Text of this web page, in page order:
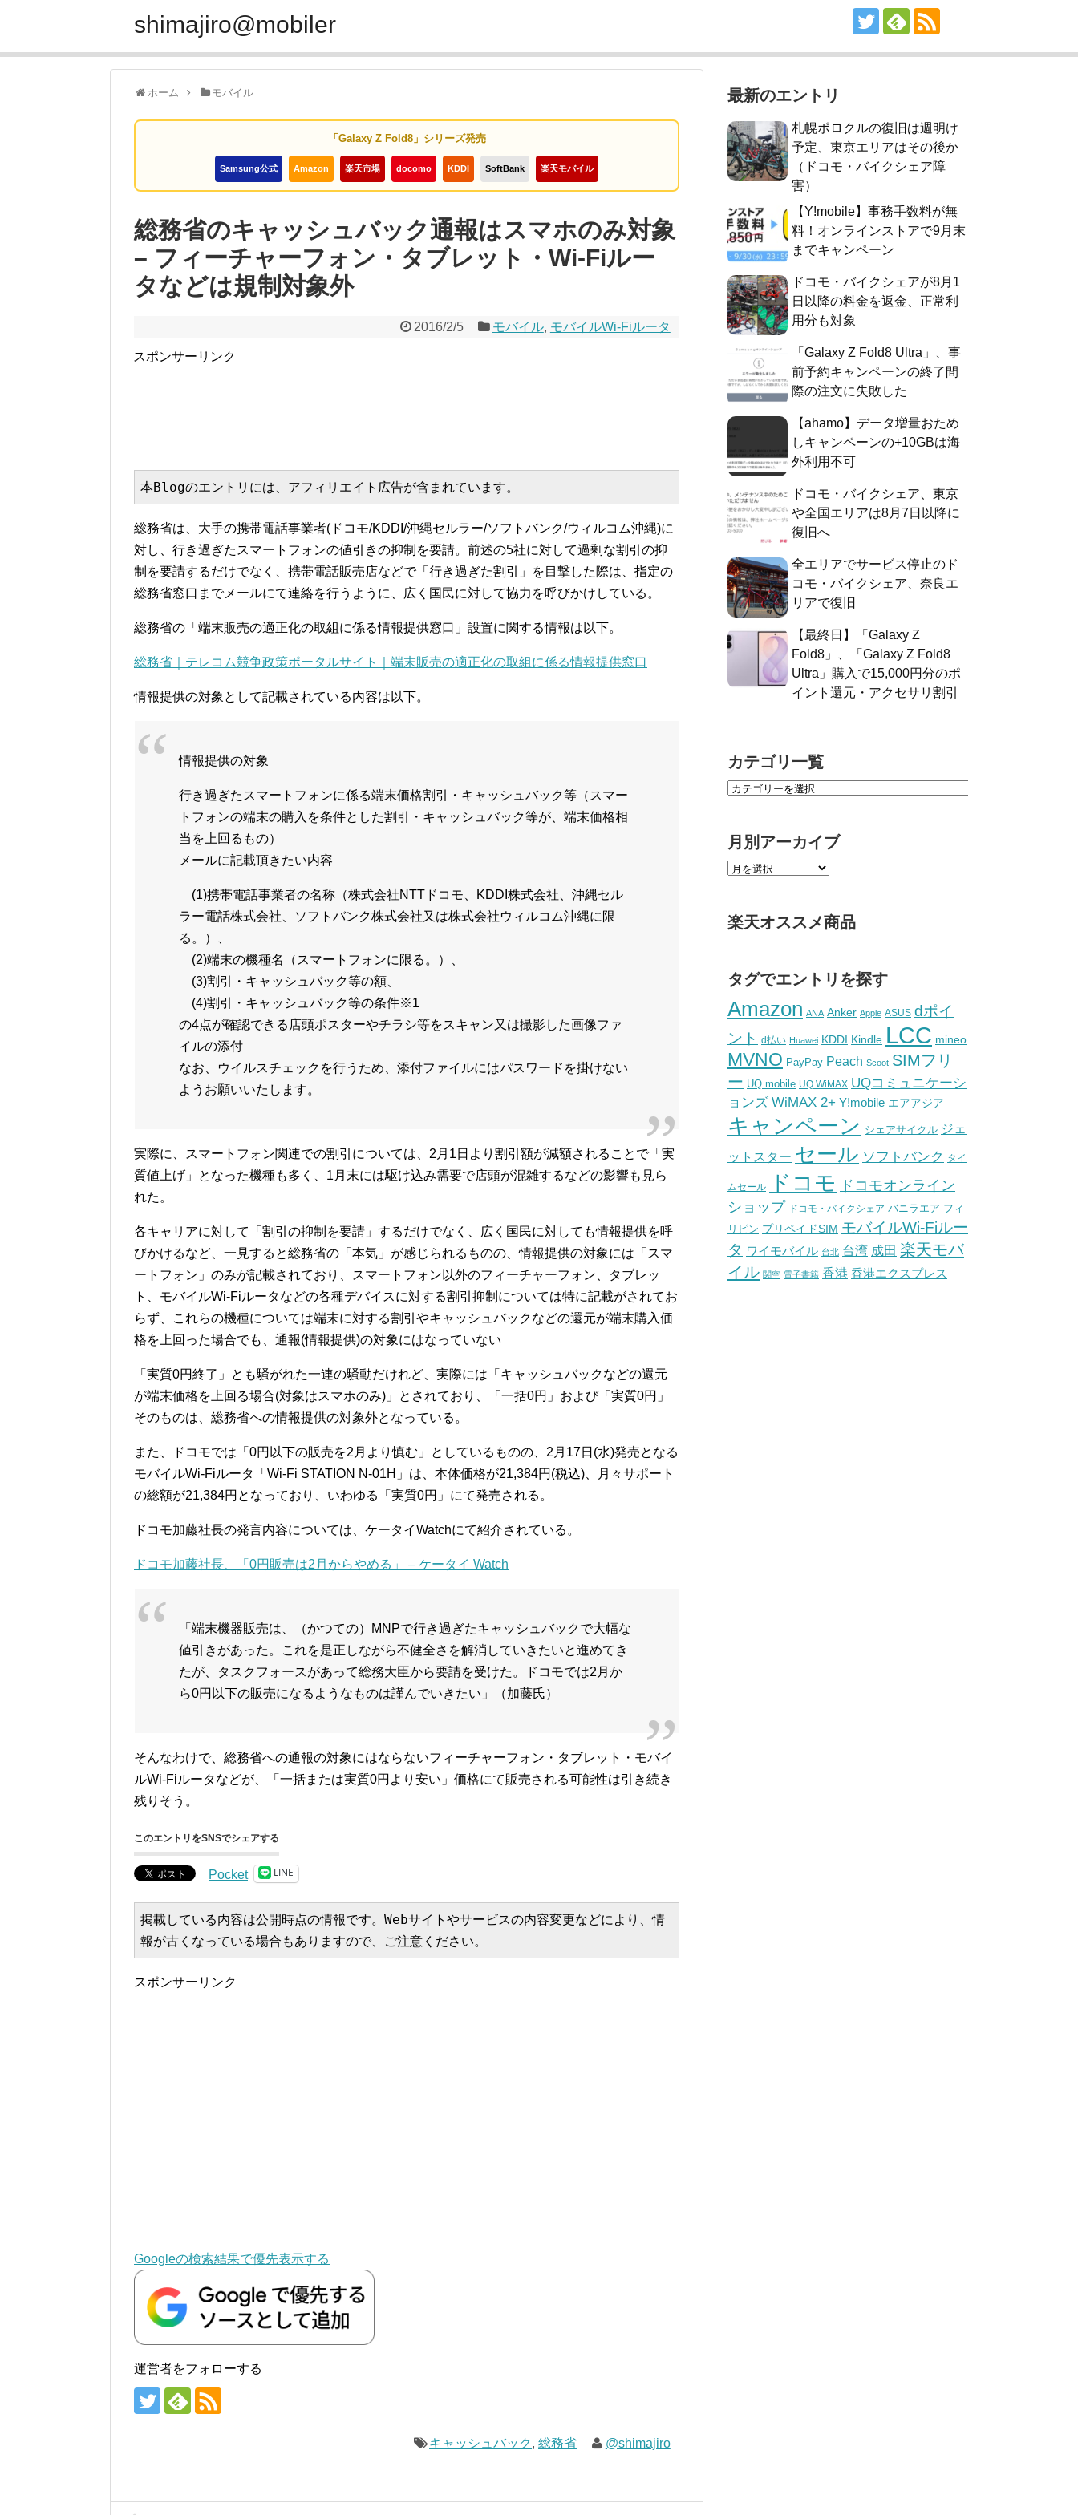
shimajiro@mobiler
ホーム モバイル
「Galaxy Z Fold8」シリーズ発売
Samsung公式 Amazon 楽天市場 docomo KDDI SoftBank 楽天モバイル
総務省のキャッシュバック通報はスマホのみ対象
– フィーチャーフォン・タブレット・Wi-Fiルー
タなどは規制対象外
2016/2/5 モバイル, モバイルWi-Fiルータ
スポンサーリンク
本Blogのエントリには、アフィリエイト広告が含まれています。
総務省は、大手の携帯電話事業者(ドコモ/KDDI/沖縄セルラー/ソフトバンク/ウィルコム沖縄)に
対し、行き過ぎたスマートフォンの値引きの抑制を要請。前述の5社に対して過剰な割引の抑
制を要請するだけでなく、携帯電話販売店などで「行き過ぎた割引」を目撃した際は、指定の
総務省窓口までメールにて連絡を行うように、広く国民に対して協力を呼びかけしている。
総務省の「端末販売の適正化の取組に係る情報提供窓口」設置に関する情報は以下。
総務省｜テレコム競争政策ポータルサイト｜端末販売の適正化の取組に係る情報提供窓口
情報提供の対象として記載されている内容は以下。
情報提供の対象
行き過ぎたスマートフォンに係る端末価格割引・キャッシュバック等（スマー
トフォンの端末の購入を条件とした割引・キャッシュバック等が、端末価格相
当を上回るもの）
メールに記載頂きたい内容
(1)携帯電話事業者の名称（株式会社NTTドコモ、KDDI株式会社、沖縄セル
ラー電話株式会社、ソフトバンク株式会社又は株式会社ウィルコム沖縄に限
る。）、
(2)端末の機種名（スマートフォンに限る。）、
(3)割引・キャッシュバック等の額、
(4)割引・キャッシュバック等の条件※1
の4点が確認できる店頭ポスターやチラシ等をスキャン又は撮影した画像ファ
イルの添付
なお、ウイルスチェックを行うため、添付ファイルにはパスワードを掛けない
ようお願いいたします。
実際に、スマートフォン関連での割引については、2月1日より割引額が減額されることで「実
質値上げ」となった機種も多く、1月末には駆け込み需要で店頭が混雑するなどの影響も見ら
れた。
各キャリアに対して「割引の抑制を要請」するだけでなく、広く国民に対しても情報提供を呼
びかけるなど、一見すると総務省の「本気」が感じられるものの、情報提供の対象には「スマ
ートフォン」のみが記載されており、スマートフォン以外のフィーチャーフォン、タブレッ
ト、モバイルWi-Fiルータなどの各種デバイスに対する割引抑制については特に記載がされてお
らず、これらの機種については端末に対する割引やキャッシュバックなどの還元が端末購入価
格を上回った場合でも、通報(情報提供)の対象にはなっていない
「実質0円終了」とも騒がれた一連の騒動だけれど、実際には「キャッシュバックなどの還元
が端末価格を上回る場合(対象はスマホのみ)」とされており、「一括0円」および「実質0円」
そのものは、総務省への情報提供の対象外となっている。
また、ドコモでは「0円以下の販売を2月より慎む」としているものの、2月17日(水)発売となる
モバイルWi-Fiルータ「Wi-Fi STATION N-01H」は、本体価格が21,384円(税込)、月々サポート
の総額が21,384円となっており、いわゆる「実質0円」にて発売される。
ドコモ加藤社長の発言内容については、ケータイWatchにて紹介されている。
ドコモ加藤社長、「0円販売は2月からやめる」 – ケータイ Watch
「端末機器販売は、（かつての）MNPで行き過ぎたキャッシュバックで大幅な
値引きがあった。これを是正しながら不健全さを解消していきたいと進めてき
たが、タスクフォースがあって総務大臣から要請を受けた。ドコモでは2月か
ら0円以下の販売になるようなものは謹んでいきたい」（加藤氏）
そんなわけで、総務省への通報の対象にはならないフィーチャーフォン・タブレット・モバイ
ルWi-Fiルータなどが、「一括または実質0円より安い」価格にて販売される可能性は引き続き
残りそう。
このエントリをSNSでシェアする
Pocket LINE
掲載している内容は公開時点の情報です。Webサイトやサービスの内容変更などにより、情
報が古くなっている場合もありますので、ご注意ください。
スポンサーリンク
Googleの検索結果で優先表示する
運営者をフォローする
キャッシュバック ,総務省 @shimajiro
最新のエントリ
札幌ポロクルの復旧は週明け
予定、東京エリアはその後か
（ドコモ・バイクシェア障
害）
【Y!mobile】事務手数料が無
料！オンラインストアで9月末
までキャンペーン
ドコモ・バイクシェアが8月1
日以降の料金を返金、正常利
用分も対象
「Galaxy Z Fold8 Ultra」、事
前予約キャンペーンの終了間
際の注文に失敗した
【ahamo】データ増量おため
しキャンペーンの+10GBは海
外利用不可
ドコモ・バイクシェア、東京
や全国エリアは8月7日以降に
復旧へ
全エリアでサービス停止のド
コモ・バイクシェア、奈良エ
リアで復旧
【最終日】「Galaxy Z
Fold8」、「Galaxy Z Fold8
Ultra」購入で15,000円分のポ
イント還元・アクセサリ割引
カテゴリ一覧
月別アーカイブ
楽天オススメ商品
タグでエントリを探す
Amazon ANA Anker Apple ASUS dポイ
ント
d払い Huawei KDDI Kindle LCC mineo
MVNO PayPay Peach Scoot SIMフリ
ー UQ mobile UQ WiMAX UQコミュニケーシ
ョンズ WiMAX 2+ Y!mobile エアアジア
キャンペーン シェアサイクル ジェ
ットスター セール ソフトバンク タイ
ムセール ドコモ
ドコモオンライン
ショップ ドコモ・バイクシェア バニラエア フィ
リピン プリペイドSIM モバイルWi-Fiルー
タ ワイモバイル 台北 台湾 成田 楽天モバ
イル 関空 電子書籍 香港 香港エクスプレス